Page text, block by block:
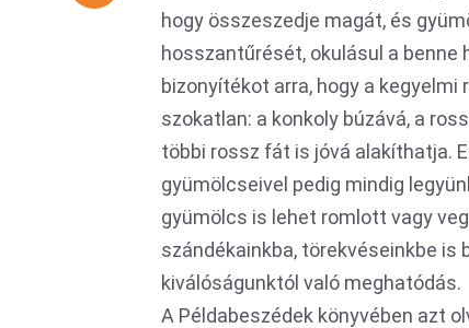
hogy összeszedje magát, és
hosszantűrését, okulásul a
bizonyítékot arra, hogy a
szokatlan: a konkoly búzává, a
többi rossz fát is jóvá alakíthatja.
gyümölcseivel pedig mindig
gyümölcs is lehet romlott vagy
szándékainkba, törekvéseinkbe
kiválóságunktól való meghatódás.
A Példabeszédek könyvében azt